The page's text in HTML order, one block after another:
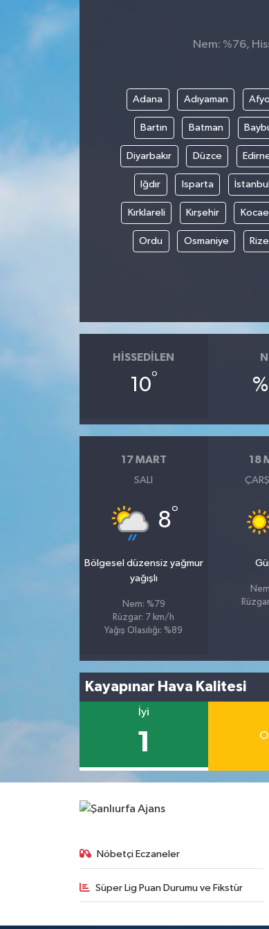
Nem: %76,
Adana Adıyaman
Bartın Batman
Diyarbakır Düzce
Iğdır Isparta İstanbul
Kırklareli Kırşehir
Ordu Osmaniye Rize
HISSEDILEN
10°
17 MART
SALI
8°
Bölgesel düzensiz yağmur
yağışlı
Nem: %79
Rüzgar: 7 km/h
Yağış Olasılığı: %89
18
Kayapınar Hava Kalitesi
İyi
1
Nöbetçi Eczaneler
Süper Lig Puan Durumu ve Fikstür